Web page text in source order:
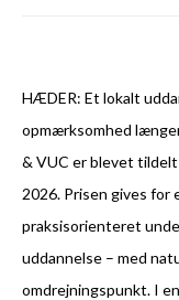
HÆDER: Et lokalt
opmærksomhed
& VUC er blevet tildelt
2026. Prisen gives
praksisorienteret
uddannelse – med
omdrejningspunkt. I